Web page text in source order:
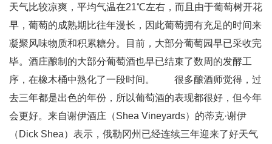
天气比较凉爽，平均气温在21℃左右，而且由于葡萄树开花
早，葡萄的成熟期比往年漫长，因此葡萄拥有充足的时间来
凝聚风味物质和积累糖分。目前，大部分葡萄园早已采收完
毕。酒庄酿制的大部分葡萄酒也早已结束了数周的发酵工
序，在橡木桶中熟化了一段时间。 很多酿酒师觉得，过
去三年都是出色的年份，所以葡萄酒的表现都很好，但今年
会更好。来自谢伊酒庄（Shea Vineyards）的蒂克·谢伊
（Dick Shea）表示，俄勒冈州已经连续三年迎来了好天气